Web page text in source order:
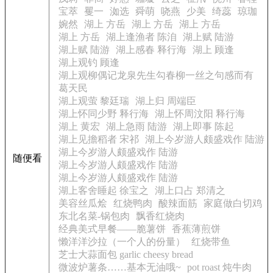
随便看
宝萃
矍一 洳选 舜萌 哓燕 少美 绮蕊
琼珈
婉然
湖上 方岳 湖上 方岳
湖上 方岳
湖上 方岳
湖上逢渔者 陈洎
湖上赋 陆游
湖上赋 陆游
湖上感春 释行海
湖上 顾逢
湖上观钓 顾逢
湖上观柳偶记龙泉先生勾春柳一丝之句感而有
葛天民
湖上观萤 黎廷瑞
湖上归 周端臣
湖上怀同少野 释行海
湖上怀周汶阳 释行海
湖上 黄宏
湖上急雨 陆游
湖上即事 陈起
湖上见擔稻者 宋祁 湖上今岁游人颇盛戏作 陆游
湖上今岁游人颇盛戏作 陆游
湖上今岁游人颇盛戏作 陆游
湖上今岁游人颇盛戏作 陆游
湖上客舍睡起 徐宝之
湖上口占 郑清之
美容丝瓜烩
红烧鸭肉 酸辣面筋
家庭做白切鸡
东北名菜-锅包肉
飘香红烧肉
经典美式早餐——脆薯饼
香蕉薄煎饼
懒洋洋沙拉（一个人的份量）
红烧带鱼
芝士大蒜面包 garlic cheesy bread
微波炉薯条……基本无油哦~
pot roast 炖牛肉